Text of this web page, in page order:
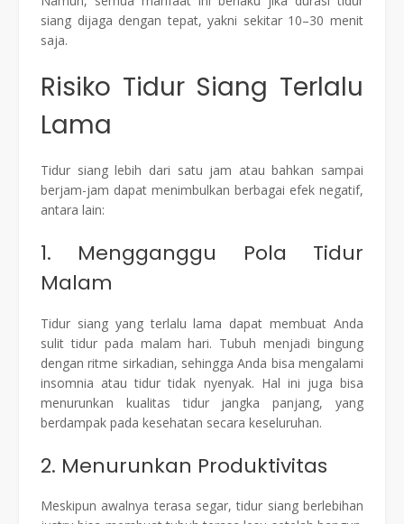
siang dijaga dengan tepat, yakni sekitar 10–30 menit
saja.
Risiko Tidur Siang Terlalu
Lama
Tidur siang lebih dari satu jam atau bahkan sampai
berjam-jam dapat menimbulkan berbagai efek negatif,
antara lain:
1. Mengganggu Pola Tidur
Malam
Tidur siang yang terlalu lama dapat membuat Anda
sulit tidur pada malam hari. Tubuh menjadi bingung
dengan ritme sirkadian, sehingga Anda bisa mengalami
insomnia atau tidur tidak nyenyak. Hal ini juga bisa
menurunkan kualitas tidur jangka panjang, yang
berdampak pada kesehatan secara keseluruhan.
2. Menurunkan Produktivitas
Meskipun awalnya terasa segar, tidur siang berlebihan